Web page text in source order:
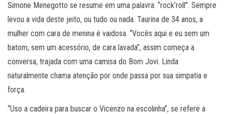
Simone Menegotto se resume em uma palavra: “rock’roll”. Sempre
levou a vida deste jeito, ou tudo ou nada. Taurina de 34 anos, a
mulher com cara de menina é vaidosa. “Vocês aqui e eu sem um
batom, sem um acessório, de cara lavada”, assim começa a
conversa, trajada com uma camisa do Bom Jovi. Linda
naturalmente chama atenção por onde passa por sua simpatia e
força.
“Uso a cadeira para buscar o Vicenzo na escolinha”, se refere a